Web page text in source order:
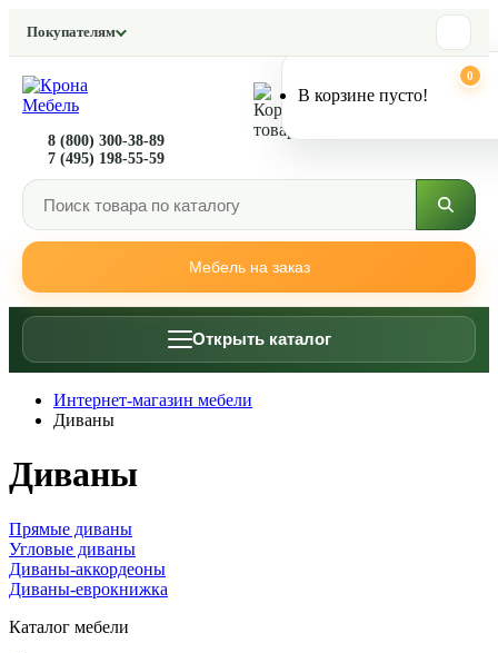
Покупателям
Мебель на заказ
8 (800) 300-38-89
7 (495) 198-55-59
0
В корзине пусто!
Открыть каталог
Интернет-магазин мебели
Диваны
Диваны
Прямые диваны
Угловые диваны
Диваны-аккордеоны
Диваны-еврокнижка
Каталог мебели